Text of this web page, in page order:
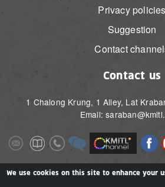
Privacy policies
Suggestion
Contact
Contact us
1 Chalong Krung, 1 Alley, Lat
Email:
ImageImageImageImage Image Image
Image Image
We use cookies on this site to enhance your